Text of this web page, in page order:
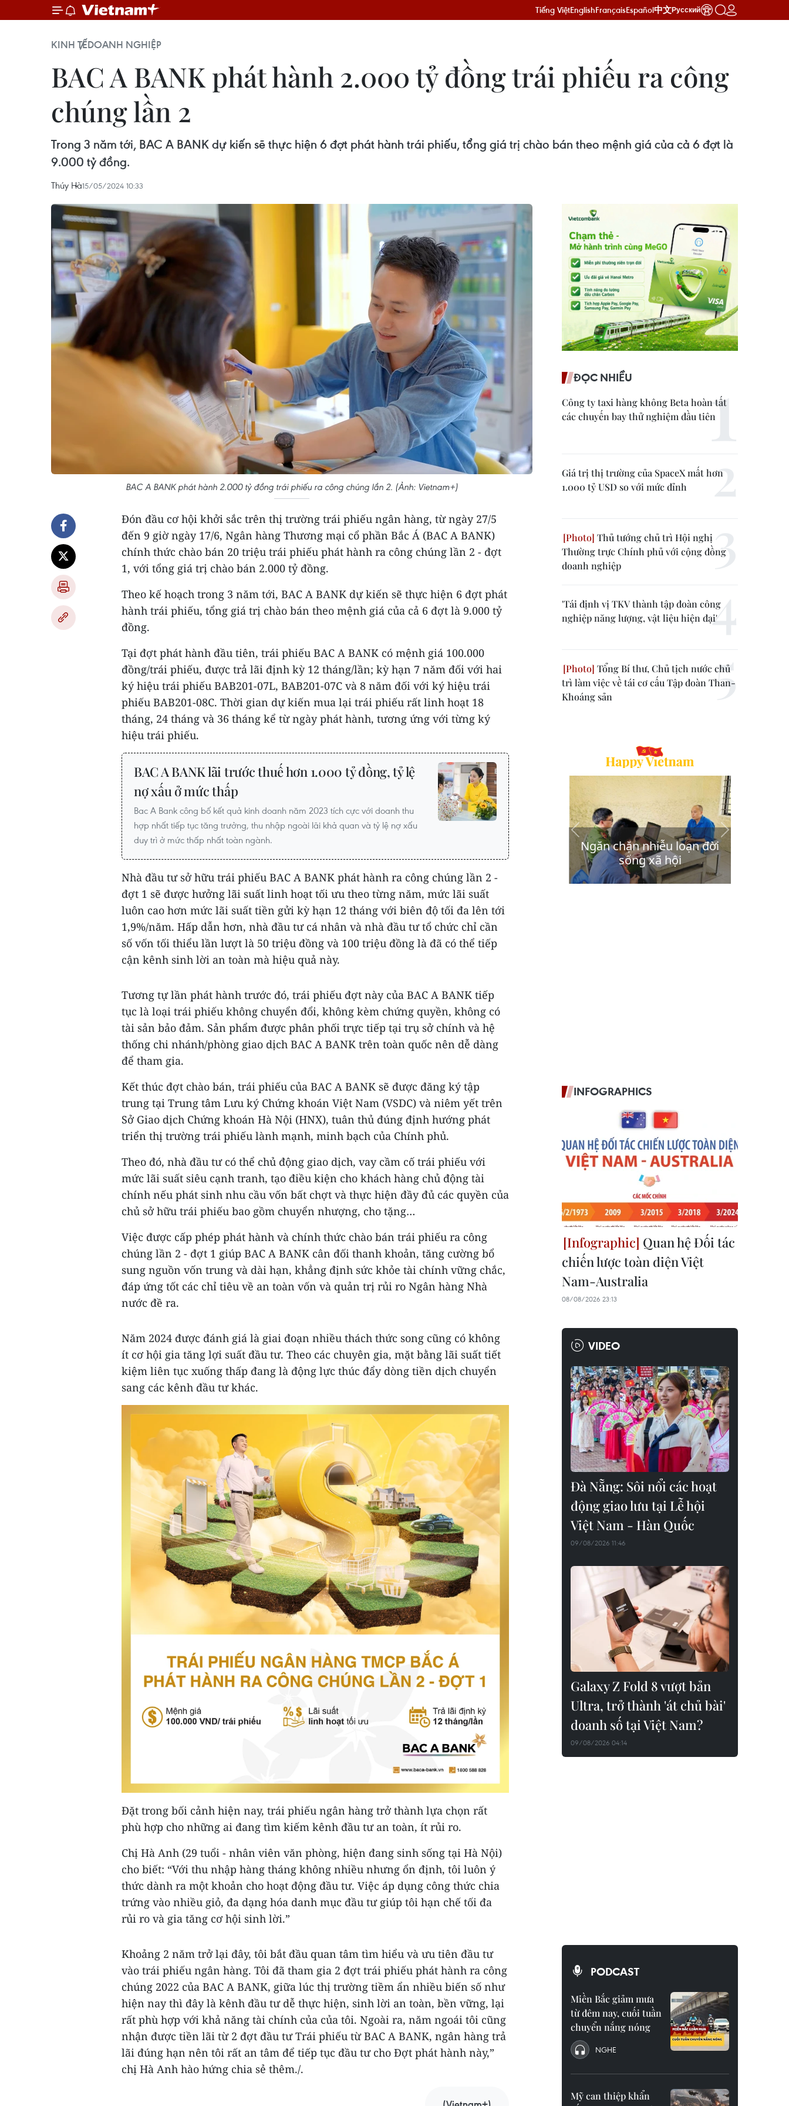
Tiếng ViệtEnglishFrançaisEspañol中文Русский
KINH TẾDOANH NGHIỆP
BAC A BANK phát hành 2.000 tỷ đồng trái phiếu ra công
chúng lần 2
Trong 3 năm tới, BAC A BANK dự kiến sẽ thực hiện 6 đợt phát hành trái phiếu, tổng giá trị chào bán theo mệnh giá của cả 6 đợt là
9.000 tỷ đồng.
Thúy Hà15/05/2024 10:33
BAC A BANK phát hành 2.000 tỷ đồng trái phiếu ra công chúng lần 2. (Ảnh: Vietnam+)
Đón đầu cơ hội khởi sắc trên thị trường trái phiếu ngân hàng, từ ngày 27/5
đến 9 giờ ngày 17/6, Ngân hàng Thương mại cổ phần Bắc Á (BAC A BANK)
chính thức chào bán 20 triệu trái phiếu phát hành ra công chúng lần 2 - đợt
1, với tổng giá trị chào bán 2.000 tỷ đồng.
Theo kế hoạch trong 3 năm tới, BAC A BANK dự kiến sẽ thực hiện 6 đợt phát
hành trái phiếu, tổng giá trị chào bán theo mệnh giá của cả 6 đợt là 9.000 tỷ
đồng.
Tại đợt phát hành đầu tiên, trái phiếu BAC A BANK có mệnh giá 100.000
đồng/trái phiếu, được trả lãi định kỳ 12 tháng/lần; kỳ hạn 7 năm đối với hai
ký hiệu trái phiếu BAB201-07L, BAB201-07C và 8 năm đối với ký hiệu trái
phiếu BAB201-08C. Thời gian dự kiến mua lại trái phiếu rất linh hoạt 18
tháng, 24 tháng và 36 tháng kể từ ngày phát hành, tương ứng với từng ký
hiệu trái phiếu.
BAC A BANK lãi trước thuế hơn 1.000 tỷ đồng, tỷ lệ
nợ xấu ở mức thấp
Bac A Bank công bố kết quả kinh doanh năm 2023 tích cực với doanh thu
hợp nhất tiếp tục tăng trưởng, thu nhập ngoài lãi khả quan và tỷ lệ nợ xấu
duy trì ở mức thấp nhất toàn ngành.
Nhà đầu tư sở hữu trái phiếu BAC A BANK phát hành ra công chúng lần 2 -
đợt 1 sẽ được hưởng lãi suất linh hoạt tối ưu theo từng năm, mức lãi suất
luôn cao hơn mức lãi suất tiền gửi kỳ hạn 12 tháng với biên độ tối đa lên tới
1,9%/năm. Hấp dẫn hơn, nhà đầu tư cá nhân và nhà đầu tư tổ chức chỉ cần
số vốn tối thiểu lần lượt là 50 triệu đồng và 100 triệu đồng là đã có thể tiếp
cận kênh sinh lời an toàn mà hiệu quả này.
Tương tự lần phát hành trước đó, trái phiếu đợt này của BAC A BANK tiếp
tục là loại trái phiếu không chuyển đổi, không kèm chứng quyền, không có
tài sản bảo đảm. Sản phẩm được phân phối trực tiếp tại trụ sở chính và hệ
thống chi nhánh/phòng giao dịch BAC A BANK trên toàn quốc nên dễ dàng
để tham gia.
Kết thúc đợt chào bán, trái phiếu của BAC A BANK sẽ được đăng ký tập
trung tại Trung tâm Lưu ký Chứng khoán Việt Nam (VSDC) và niêm yết trên
Sở Giao dịch Chứng khoán Hà Nội (HNX), tuân thủ đúng định hướng phát
triển thị trường trái phiếu lành mạnh, minh bạch của Chính phủ.
Theo đó, nhà đầu tư có thể chủ động giao dịch, vay cầm cố trái phiếu với
mức lãi suất siêu cạnh tranh, tạo điều kiện cho khách hàng chủ động tài
chính nếu phát sinh nhu cầu vốn bất chợt và thực hiện đầy đủ các quyền của
chủ sở hữu trái phiếu bao gồm chuyển nhượng, cho tặng…
Việc được cấp phép phát hành và chính thức chào bán trái phiếu ra công
chúng lần 2 - đợt 1 giúp BAC A BANK cân đối thanh khoản, tăng cường bổ
sung nguồn vốn trung và dài hạn, khẳng định sức khỏe tài chính vững chắc,
đáp ứng tốt các chỉ tiêu về an toàn vốn và quản trị rủi ro Ngân hàng Nhà
nước đề ra.
Năm 2024 được đánh giá là giai đoạn nhiều thách thức song cũng có không
ít cơ hội gia tăng lợi suất đầu tư. Theo các chuyên gia, mặt bằng lãi suất tiết
kiệm liên tục xuống thấp đang là động lực thúc đẩy dòng tiền dịch chuyển
sang các kênh đầu tư khác.
Đặt trong bối cảnh hiện nay, trái phiếu ngân hàng trở thành lựa chọn rất
phù hợp cho những ai đang tìm kiếm kênh đầu tư an toàn, ít rủi ro.
Chị Hà Anh (29 tuổi - nhân viên văn phòng, hiện đang sinh sống tại Hà Nội)
cho biết: “Với thu nhập hàng tháng không nhiều nhưng ổn định, tôi luôn ý
thức dành ra một khoản cho hoạt động đầu tư. Việc áp dụng công thức chia
trứng vào nhiều giỏ, đa dạng hóa danh mục đầu tư giúp tôi hạn chế tối đa
rủi ro và gia tăng cơ hội sinh lời.”
Khoảng 2 năm trở lại đây, tôi bắt đầu quan tâm tìm hiểu và ưu tiên đầu tư
vào trái phiếu ngân hàng. Tôi đã tham gia 2 đợt trái phiếu phát hành ra công
chúng 2022 của BAC A BANK, giữa lúc thị trường tiềm ẩn nhiều biến số như
hiện nay thì đây là kênh đầu tư dễ thực hiện, sinh lời an toàn, bền vững, lại
rất phù hợp với khả năng tài chính của của tôi. Ngoài ra, năm ngoái tôi cũng
nhận được tiền lãi từ 2 đợt đầu tư Trái phiếu từ BAC A BANK, ngân hàng trả
lãi đúng hạn nên tôi rất an tâm để tiếp tục đầu tư cho Đợt phát hành này,”
chị Hà Anh hào hứng chia sẻ thêm./.
ĐỌC NHIỀU
Công ty taxi hàng không Beta hoàn tất
các chuyến bay thử nghiệm đầu tiên
Giá trị thị trường của SpaceX mất hơn
1.000 tỷ USD so với mức đỉnh
Thủ tướng chủ trì Hội nghị
Thường trực Chính phủ với cộng đồng
doanh nghiệp
'Tái định vị TKV thành tập đoàn công
nghiệp năng lượng, vật liệu hiện đại'
Tổng Bí thư, Chủ tịch nước chủ
trì làm việc về tái cơ cấu Tập đoàn Than-
Khoáng sản
INFOGRAPHICS
Quan hệ Đối tác
chiến lược toàn diện Việt
Nam-Australia
08/08/2026 23:13
VIDEO
Đà Nẵng: Sôi nổi các hoạt
động giao lưu tại Lễ hội
Việt Nam - Hàn Quốc
09/08/2026 11:46
Galaxy Z Fold 8 vượt bản
Ultra, trở thành 'át chủ bài'
doanh số tại Việt Nam?
09/08/2026 04:14
PODCAST
Miền Bắc giảm mưa
từ đêm nay, cuối tuần
chuyển nắng nóng
NGHE
Mỹ can thiệp khẩn